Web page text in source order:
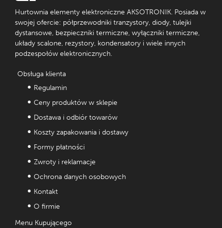
Hurtownia elementy elektroniczne AKSOTRONIK. Posiada w
swojej ofercie: półprzewodniki tranzystory, diody, tulejki
dystansowe, bezpieczniki termiczne, wyłączniki termiczne,
układy scalone, rezystory, kondensatory i wiele innych
podzespołów elektronicznych.
Obsługa klienta
Regulamin
Ceny produktów w sklepie
Dostawa i odbiór towarów
Koszty zapakowania i dostawy
Formy płatności
Zwroty i reklamacje
Ochrona danych osobowych
Kontakt
O firmie
Menu Kupującego